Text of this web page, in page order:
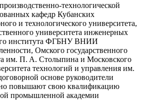
технологической
кафедр Кубанских
и технологического университета,
университета инженерных
института ФГБНУ ВНИИ
Омского государственного
им. П. А. Столыпина и Московского
технологий и управления им.
основе руководители
повышают свою квалификацию
промышленной академии